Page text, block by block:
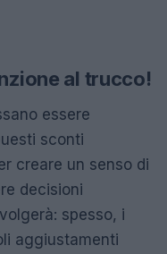
al trucco!
essere
sconti
creare un senso di
decisioni
spesso, i
aggiustamenti